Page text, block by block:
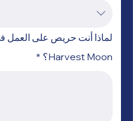
لماذا أنت حريص على العمل
Harvest Moon؟
*